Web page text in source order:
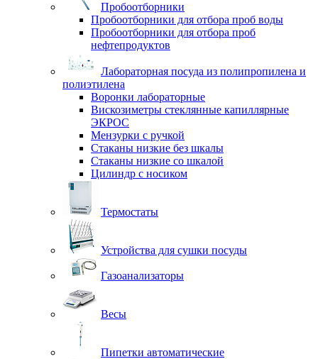
Пробоотборники
Пробоотборники для отбора проб воды
Пробоотборники для отбора проб
нефтепродуктов
Лабораторная посуда из полипропилена и
полиэтилена
Воронки лабораторные
Вискозиметры стеклянные капиллярные
ЭКРОС
Мензурки с ручкой
Стаканы низкие без шкалы
Стаканы низкие со шкалой
Цилиндр с носиком
Термостаты
Устройства для сушки посуды
Газоанализаторы
Весы
Пипетки автоматические